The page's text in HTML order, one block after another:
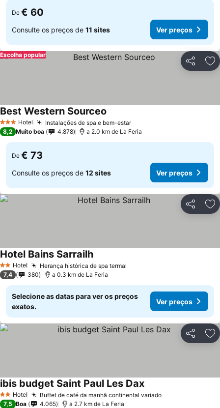
De € 60
Consulte os preços de 11 sites Ver preços
Partilhar
Escolha popular
3 EstrelasHotel Instalações de spa e bem-estar
Best Western Sourceo
8,2 Muito boa 4.878 a 2.0 km de La Feria
De € 73
Consulte os preços de 12 sites Ver preços
Partilhar
2 Estrelas
Hotel Herança histórica de spa termal
Hotel Bains Sarrailh
7,4 380 a 0.3 km de La Feria
Selecione as datas para ver os preços
exatos.
Ver preços
Partilhar
2 Estrelas
Hotel Buffet de café da manhã continental variado
ibis budget Saint Paul Les Dax
7,5 Boa 4.065 a 2.7 km de La Feria